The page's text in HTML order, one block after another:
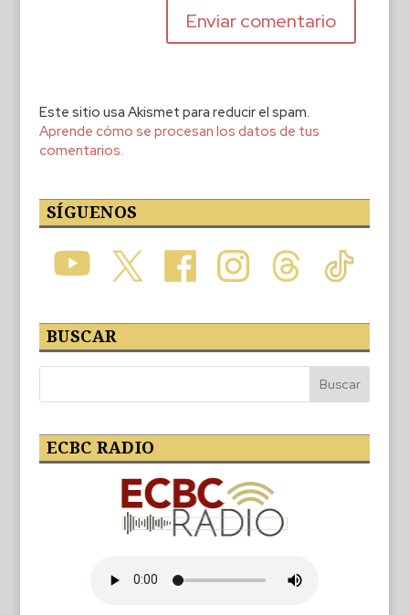
Este sitio usa Akismet para reducir el spam.
Aprende cómo se procesan los datos de tus
comentarios.
SÍGUENOS
BUSCAR
ECBC RADIO